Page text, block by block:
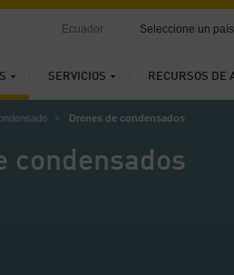
SERVICIOS RECURSOS DE
Ecuador Seleccione un país
Drenes de condensados
condensados